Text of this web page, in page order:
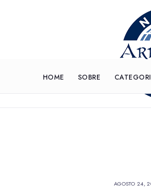
HOME SOBRE
AGOSTO 24,